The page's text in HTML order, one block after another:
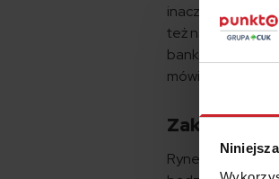
inaczej się
też nasze
bankowości,
mówią, że w
Zakupy
Rynek